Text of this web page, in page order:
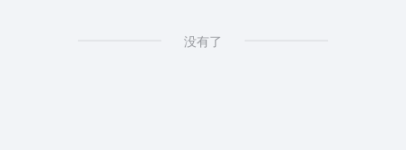
没有了